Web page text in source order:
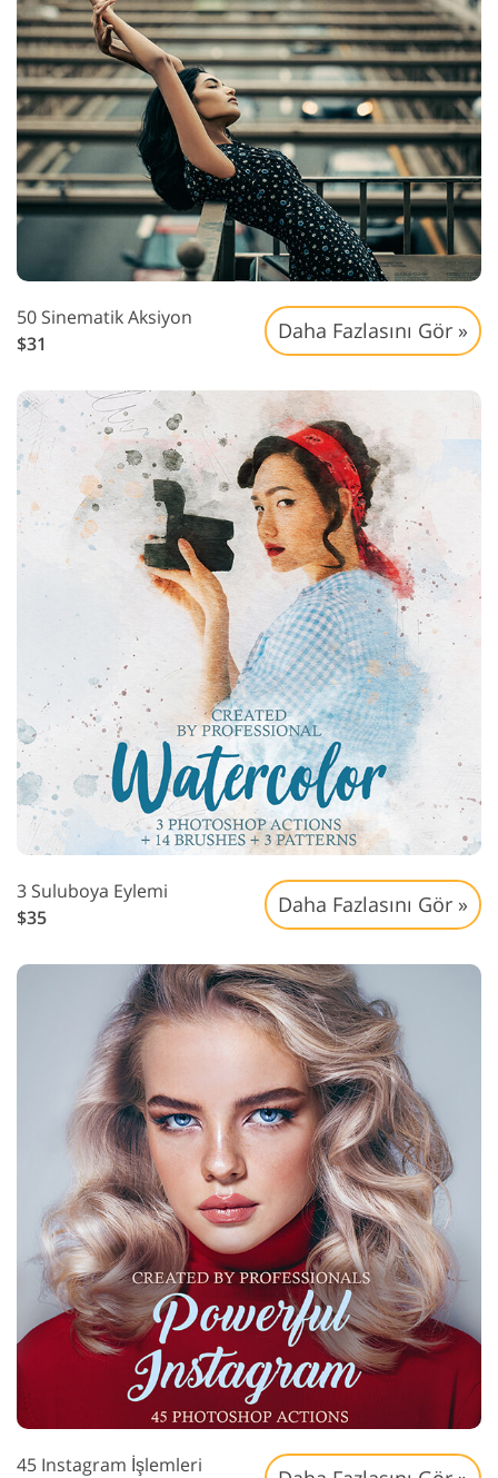
50 Sinematik Aksiyon
$31
Daha Fazlasını Gör »
3 Suluboya Eylemi
$35
Daha Fazlasını Gör »
45 Instagram İşlemleri